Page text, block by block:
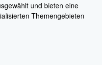
und bieten eine
Themengebieten